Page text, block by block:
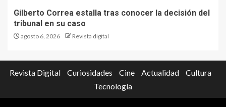
Gilberto Correa estalla tras conocer la decisión del
tribunal en su caso
agosto 6, 2026 Revista digital
Revista Digital Curiosidades Cine Actualidad
Cultura
Tecnología